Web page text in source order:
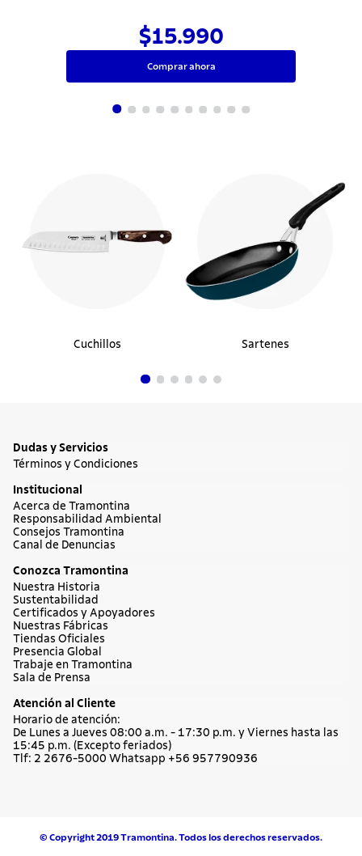
$15.990
Comprar ahora
Cuchillos Sartenes
Dudas y Servicios
Términos y Condiciones
Institucional
Acerca de Tramontina
Responsabilidad Ambiental
Consejos Tramontina
Canal de Denuncias
Conozca Tramontina
Nuestra Historia
Sustentabilidad
Certificados y Apoyadores
Nuestras Fábricas
Tiendas Oficiales
Presencia Global
Trabaje en Tramontina
Sala de Prensa
Atención al Cliente
Horario de atención:
De Lunes a Jueves 08:00 a.m. - 17:30 p.m. y Viernes hasta las
15:45 p.m. (Excepto feriados)
Tlf: 2 2676-5000 Whatsapp +56 957790936
© Copyright 2019 Tramontina. Todos los derechos reservados.